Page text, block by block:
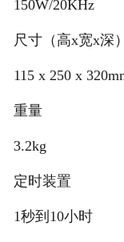
150W/20KHz
尺寸（高x宽x深）
115 x 250 x
重量
3.2kg
定时装置
1秒到10小时